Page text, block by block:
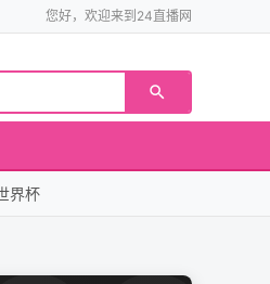
您好，欢迎来到24直播网
界杯